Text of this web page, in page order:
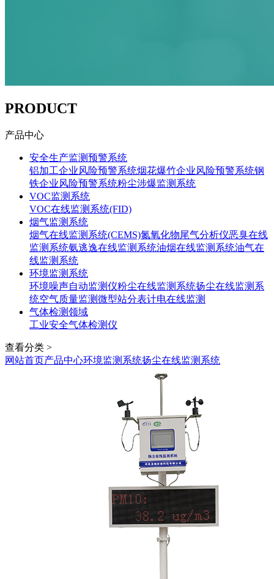
PRODUCT
产品中心
安全生产监测预警系统
铝加工企业风险预警系统烟花爆竹企业风险预警系统钢
铁企业风险预警系统粉尘涉爆监测系统
VOC监测系统
VOC在线监测系统(FID)
烟气监测系统
烟气在线监测系统(CEMS)氮氧化物尾气分析仪恶臭在线
监测系统氨逃逸在线监测系统油烟在线监测系统油气在
线监测系统
环境监测系统
环境噪声自动监测仪粉尘在线监测系统扬尘在线监测系
统空气质量监测微型站分表计电在线监测
气体检测领域
工业安全气体检测仪
查看分类 >
网站首页产品中心环境监测系统扬尘在线监测系统